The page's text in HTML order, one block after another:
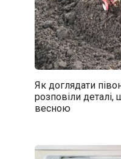
Як доглядати
розповіли
весною